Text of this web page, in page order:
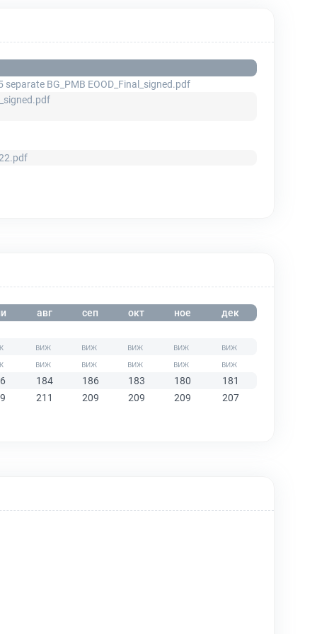
separate BG_PMB EOOD_Final_signed.pdf
авг сеп окт ное дек
184 186 183 180
181
211 209 209 209 207